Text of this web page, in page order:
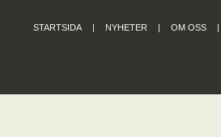
STARTSIDA | NYHETER | OM OSS |